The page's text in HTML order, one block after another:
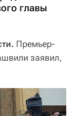
главы
Премьер-
заявил,